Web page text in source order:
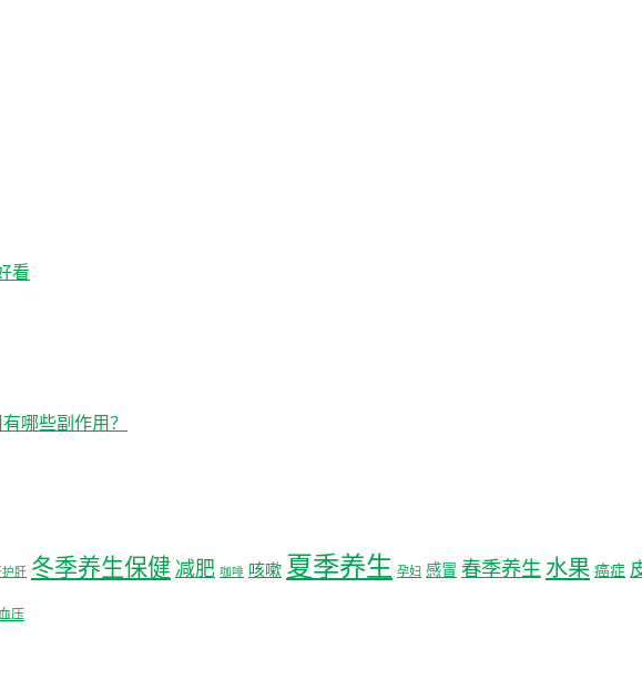
看
哪些副作用？
护肝 冬季养生保健 减肥 咖啡 咳嗽 夏季养生 孕妇 感冒 春季养生 水果 癌症
压